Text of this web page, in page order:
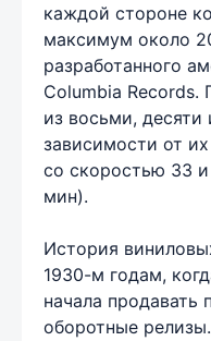
каждой стороне
максимум около
разработанного
Columbia Records.
из восьми, десяти
зависимости от
со скоростью 33
мин).
История
1930-м годам,
начала
оборотные